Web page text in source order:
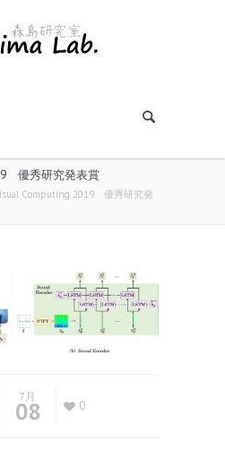
優秀研究発表賞
Computing 2019 優秀研究発
7月
08 0